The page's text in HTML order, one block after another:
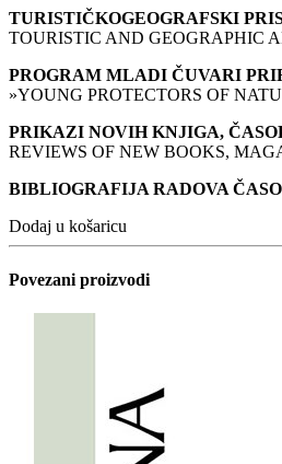
TURISTIČKOGEOGRAFSKI
TOURISTIC AND GEOGRAPHIC
PROGRAM MLADI ČUVARI
»YOUNG PROTECTORS OF
PRIKAZI NOVIH KNJIGA,
REVIEWS OF NEW BOOKS,
BIBLIOGRAFIJA RADOVA
Dodaj u košaricu
Povezani proizvodi